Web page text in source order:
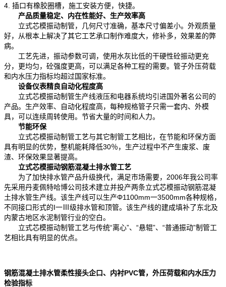
4. 插口有橡胶圈槽，施工安装方便，快捷。
产品质量稳定、内在性能好、生产效率高
立式芯模振动制管，几何尺寸准确，基本尺寸偏差小。外观质量
好，从根本上解决了其它工艺承口制作难度大，修补多，效果差的弊
病。
工艺先进，振动参数可调，使用水灰比低的干硬性砼振动更充
分，更均匀，砼强度更高，可以满足各种工程的需要。管子外压荷载
和内水压力指标均超过国家标准。
设备仪表精良自动化程度高
立式芯模振动制管生产线液压和电器系统均引进国外著名公司的
产品。生产效率、自动化程度高，每种规格管子只需一套内、外模
具，可以连续周转使用。节省大量的时间和人力。
节能环保
立式芯模振动制管工艺与其它制管工艺相比，在节能和环保方面
具有明显的优势，整机能耗降低30％，生产过程中不产生废浆、废
渣、环保效果显著提高。
立式芯模振动钢筋混凝土排水管工艺
为了加快排水管产品升级换代，满足市场需要，2006年我公司率
先采用丹麦佩特哈博公司技术建立并投产两条立式芯模振动钢筋混凝
土排水管生产线。该生产线可以生产Φ1100mm一3500mm各种规格，
不同接口形式的I一Ⅲ级排水管和顶管。该生产线的建成填补了东北及
内蒙古地区水泥制管行业的空白。
立式芯模振动制管工艺与传统“离心”、“悬辊”、“普通振动”制管工
艺相比具有明显的优点。
钢筋混凝土排水管柔性接头企口、内衬PVC管，外压荷载和内水压力
检验指标